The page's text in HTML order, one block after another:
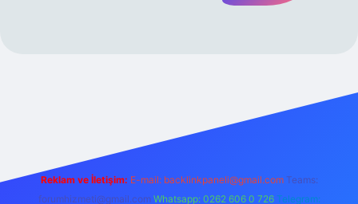
Reklam ve İletişim: E-mail: backlinkpaneli@gmail.com Teams:
forumhizmeti@gmail.com Whatsapp: 0262 606 0 726 Telegram: